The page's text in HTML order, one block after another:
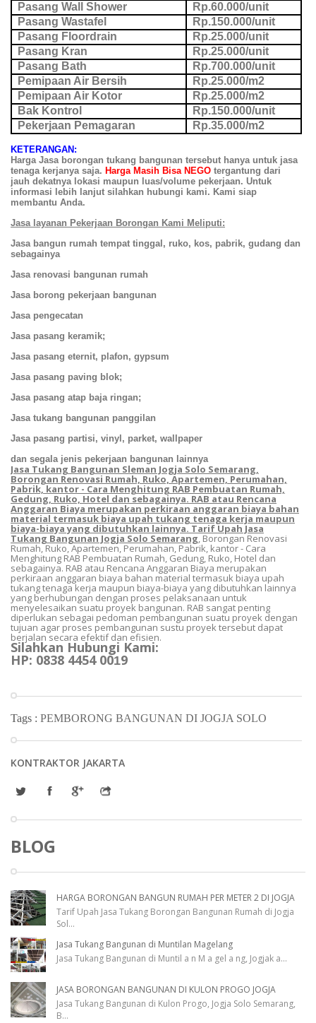
Pasang Wall Shower
Rp.60.000/unit
Pasang Wastafel
Rp.150.000/unit
Pasang Floordrain
Rp.25.000/unit
Pasang Kran
Rp.25.000/unit
Pasang Bath
Rp.700.000/unit
Pemipaan Air Bersih
Rp.25.000/m2
Pemipaan Air Kotor
Rp.25.000/m2
Bak Kontrol
Rp.150.000/unit
Pekerjaan Pemagaran
Rp.35.000/m2
KETERANGAN:
Harga Jasa borongan tukang bangunan tersebut hanya untuk jasa
tenaga kerjanya saja. Harga Masih Bisa NEGO tergantung dari
jauh dekatnya lokasi maupun luas/volume pekerjaan. Untuk
informasi lebih lanjut silahkan hubungi kami. Kami siap
membantu Anda.
Jasa layanan Pekerjaan Borongan Kami Meliputi:
Jasa bangun rumah tempat tinggal, ruko, kos, pabrik, gudang dan
sebagainya
Jasa renovasi bangunan rumah
Jasa borong pekerjaan bangunan
Jasa pengecatan
Jasa pasang keramik;
Jasa pasang eternit, plafon, gypsum
Jasa pasang paving blok;
Jasa pasang atap baja ringan;
Jasa tukang bangunan panggilan
Jasa pasang partisi, vinyl, parket, wallpaper
dan segala jenis pekerjaan bangunan lainnya
Jasa Tukang Bangunan Sleman Jogja Solo Semarang,
Borongan Renovasi Rumah, Ruko, Apartemen, Perumahan,
Pabrik, kantor - Cara Menghitung RAB Pembuatan Rumah,
Gedung, Ruko, Hotel dan sebagainya. RAB atau Rencana
Anggaran Biaya merupakan perkiraan anggaran biaya bahan
material termasuk biaya upah tukang tenaga kerja maupun
biaya-biaya yang dibutuhkan lainnya. Tarif Upah Jasa
Tukang Bangunan Jogja Solo Semarang, Borongan Renovasi
Rumah, Ruko, Apartemen, Perumahan, Pabrik, kantor - Cara
Menghitung RAB Pembuatan Rumah, Gedung, Ruko, Hotel dan
sebagainya. RAB atau Rencana Anggaran Biaya merupakan
perkiraan anggaran biaya bahan material termasuk biaya upah
tukang tenaga kerja maupun biaya-biaya yang dibutuhkan lainnya
yang berhubungan dengan proses pelaksanaan untuk
menyelesaikan suatu proyek bangunan. RAB sangat penting
diperlukan sebagai pedoman pembangunan suatu proyek dengan
tujuan agar proses pembangunan sustu proyek tersebut dapat
berjalan secara efektif dan efisien.
Silahkan Hubungi Kami:
HP: 0838 4454 0019
Tags : PEMBORONG BANGUNAN DI JOGJA SOLO
KONTRAKTOR JAKARTA
BLOG
HARGA BORONGAN BANGUN RUMAH PER METER 2 DI JOGJA
Tarif Upah Jasa Tukang Borongan Bangunan Rumah di Jogja
Sol...
Jasa Tukang Bangunan di Muntilan Magelang
Jasa Tukang Bangunan di Muntil a n M a gel a ng, Jogjak a...
JASA BORONGAN BANGUNAN DI KULON PROGO JOGJA
Jasa Tukang Bangunan di Kulon Progo, Jogja Solo Semarang,
B...